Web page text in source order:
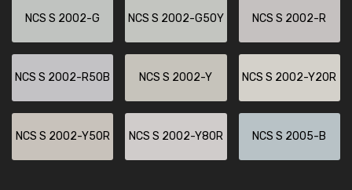
NCS S 2002-G NCS S 2002-G50Y NCS S 2002-R
NCS S 2002-R50B NCS S 2002-Y NCS S 2002-Y20R
NCS S 2002-Y50R NCS S 2002-Y80R NCS S 2005-B